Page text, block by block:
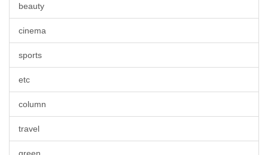
beauty
cinema
sports
etc
column
travel